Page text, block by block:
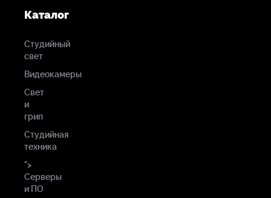
площадки
Каталог
Студийный
свет
Видеокамеры
Свет
и
грип
Студийная
техника
">
Серверы
и ПО